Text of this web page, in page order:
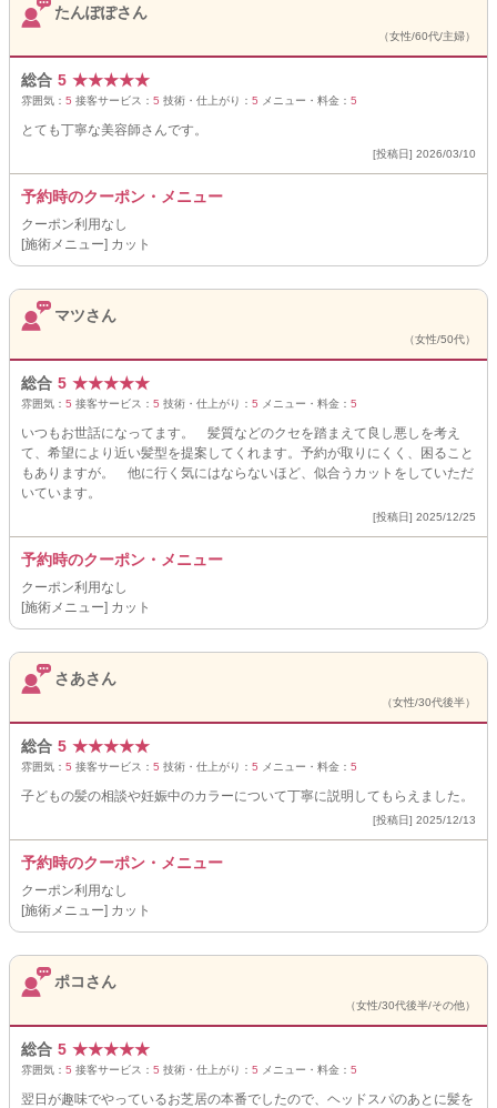
たんぽぽさん
（女性/60代/主婦）
総合 5 ★★★★★
雰囲気： 5 接客サービス： 5 技術・仕上がり： 5 メニュー・料金： 5
とても丁寧な美容師さんです。
[投稿日] 2026/03/10
予約時のクーポン・メニュー
クーポン利用なし
[施術メニュー] カット
マツさん
（女性/50代）
総合 5 ★★★★★
雰囲気： 5 接客サービス： 5 技術・仕上がり： 5 メニュー・料金： 5
いつもお世話になってます。 髪質などのクセを踏まえて良し悪しを考え
て、希望により近い髪型を提案してくれます。予約が取りにくく、困ること
もありますが。 他に行く気にはならないほど、似合うカットをしていただ
いています。
[投稿日] 2025/12/25
予約時のクーポン・メニュー
クーポン利用なし
[施術メニュー] カット
さあさん
（女性/30代後半）
総合 5 ★★★★★
雰囲気： 5 接客サービス： 5 技術・仕上がり： 5 メニュー・料金： 5
子どもの髪の相談や妊娠中のカラーについて丁寧に説明してもらえました。
[投稿日] 2025/12/13
予約時のクーポン・メニュー
クーポン利用なし
[施術メニュー] カット
ポコさん
（女性/30代後半/その他）
総合 5 ★★★★★
雰囲気： 5 接客サービス： 5 技術・仕上がり： 5 メニュー・料金： 5
翌日が趣味でやっているお芝居の本番でしたので、ヘッドスパのあとに髪を